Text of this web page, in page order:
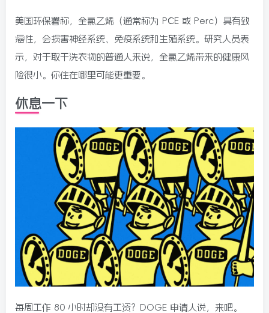
美国环保署称，全氯乙烯（通常称为 PCE 或 Perc）具有致
癌性，会损害神经系统、免疫系统和生殖系统。研究人员表
示，对于取干洗衣物的普通人来说，全氯乙烯带来的健康风
险很小。你住在哪里可能更重要。
休息一下
每周工作 80 小时却没有工资？DOGE 申请人说，来吧。